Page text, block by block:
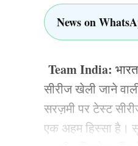
Read More :
सहायता
TAGGED: cm
News on
Team India:
सीरीज खेली जाने
सरज़मी पर टेस्ट
एक अहम हिस्सा है।